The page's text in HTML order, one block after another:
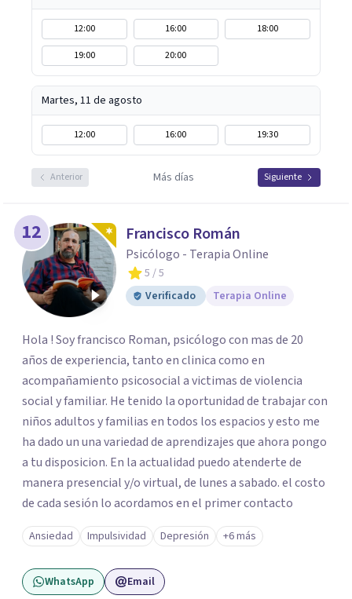
12:00 16:00
18:00
19:00
20:00
Martes, 11 de agosto
12:00 16:00 19:30
Anterior Más días Siguiente
12 Francisco Román
Psicólogo - Terapia Online
5 / 5
Verificado
Terapia Online
Hola ! Soy francisco Roman, psicólogo con mas de 20
años de experiencia, tanto en clinica como en
acompañamiento psicosocial a victimas de violencia
social y familiar. He tenido la oportunidad de trabajar con
niños adultos y familias en todos los espacios y esto me
ha dado un una variedad de aprendizajes que ahora pongo
a tu disposicion. En la actualidad puedo atenderte de
manera presencial y/o virtual, de lunes a sabado. el costo
de cada sesión lo acordamos en el primer contacto
Ansiedad Impulsividad Depresión +6 más
WhatsApp Email